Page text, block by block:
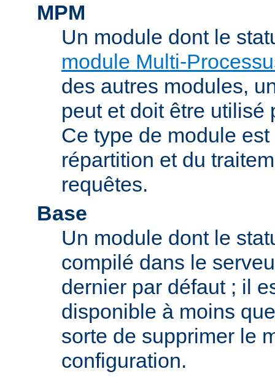
MPM
Un module dont le
module Multi-
des autres modules,
peut et doit être utilisé
Ce type de module
répartition et du
requêtes.
Base
Un module dont le
compilé dans le
dernier par défaut ; il
disponible à moins
sorte de supprimer le
configuration.